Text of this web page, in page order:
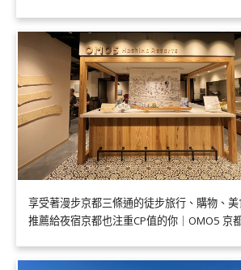
享受著漫步京都三條通的徒步旅行、購物、美
推薦給夜宿京都也注重CP值的你｜OMO5 京